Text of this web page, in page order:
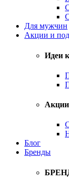
Для мужчин
Акции и
Идеи
Блог
Бренды